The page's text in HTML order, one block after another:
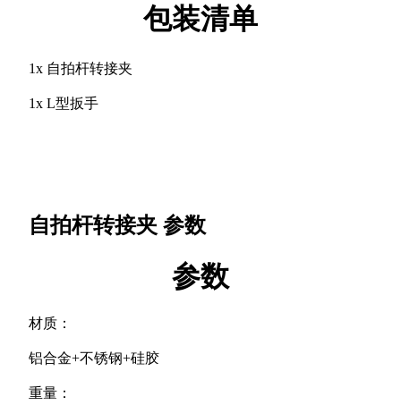
包装清单
1x 自拍杆转接夹
1x L型扳手
自拍杆转接夹 参数
参数
材质：
铝合金+不锈钢+硅胶
重量：